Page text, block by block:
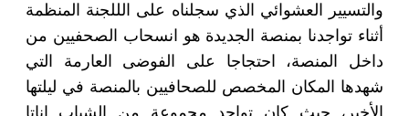
والتسيير العشوائي الذي سجلناه على الللجنة المنظمة
أثناء تواجدنا بمنصة الجديدة هو انسحاب الصحفيين من
داخل المنصة، احتجاجا على الفوضى العارمة التي
شهدها المكان المخصص للصحافيين بالمنصة في ليلتها
الأخير، حيث كان تواجد مجموعة من الشباب إناتا